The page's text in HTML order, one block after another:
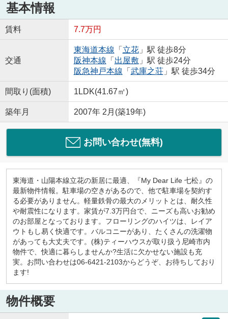
基本情報
賃料 7.7万円
交通
東海道本線 「 立花」駅 徒歩8分
阪神本線 「 出屋敷 」駅 徒歩24分
阪急神戸本線 「 武庫之荘」駅 徒歩34分
間取り(面積) 1LDK(41.67㎡)
築年月 2007年 2月(築19年)
お問い合わせ(無料)
東海道・山陽本線立花の新居に最適、『My Dear Life 七松』の
最新物件情報。駐車場の空きがあるので、他で駐車場を契約す
る必要がありません。軽量鉄骨の最大のメリットとは、耐久性
や耐震性になります。家賃が7.3万円台で、ニーズも高いお勧め
のお部屋となっております。フローリングのハイツは、レイア
ウトもし易く快適です。バルコニーがあり、たくさんの洗濯物
があっても大丈夫です。(株)ティーハウスが取り扱う尼崎市内
物件で、快適に暮らしませんか?生活に欠かせない施設も充
実。お問い合わせは06-6421-2103からどうぞ、お待ちしており
ます!
物件概要